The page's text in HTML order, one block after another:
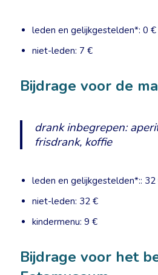
leden en gelijkgestelden*: 0 €
niet-leden: 7 €
Bijdrage voor de
drank inbegrepen:
frisdrank, koffie
leden en gelijkgestelden*:: 32
niet-leden: 32 €
kindermenu: 9 €
Bijdrage voor het